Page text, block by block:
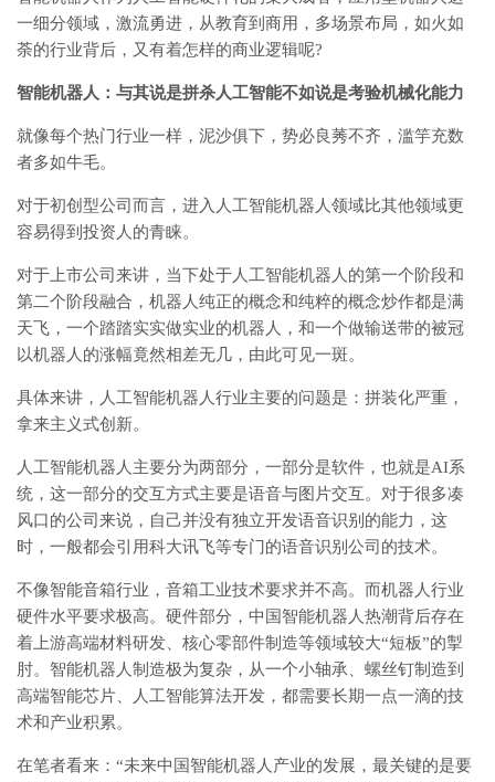
一细分领域，激流勇进，从教育到商用，多场景布局，如火如
荼的行业背后，又有着怎样的商业逻辑呢?
智能机器人：与其说是拼杀人工智能不如说是考验机械化能力
就像每个热门行业一样，泥沙俱下，势必良莠不齐，滥竽充数
者多如牛毛。
对于初创型公司而言，进入人工智能机器人领域比其他领域更
容易得到投资人的青睐。
对于上市公司来讲，当下处于人工智能机器人的第一个阶段和
第二个阶段融合，机器人纯正的概念和纯粹的概念炒作都是满
天飞，一个踏踏实实做实业的机器人，和一个做输送带的被冠
以机器人的涨幅竟然相差无几，由此可见一斑。
具体来讲，人工智能机器人行业主要的问题是：拼装化严重，
拿来主义式创新。
人工智能机器人主要分为两部分，一部分是软件，也就是AI系
统，这一部分的交互方式主要是语音与图片交互。对于很多凑
风口的公司来说，自己并没有独立开发语音识别的能力，这
时，一般都会引用科大讯飞等专门的语音识别公司的技术。
不像智能音箱行业，音箱工业技术要求并不高。而机器人行业
硬件水平要求极高。硬件部分，中国智能机器人热潮背后存在
着上游高端材料研发、核心零部件制造等领域较大“短板”的掣
肘。智能机器人制造极为复杂，从一个小轴承、螺丝钉制造到
高端智能芯片、人工智能算法开发，都需要长期一点一滴的技
术和产业积累。
在笔者看来：“未来中国智能机器人产业的发展，最关键的是要